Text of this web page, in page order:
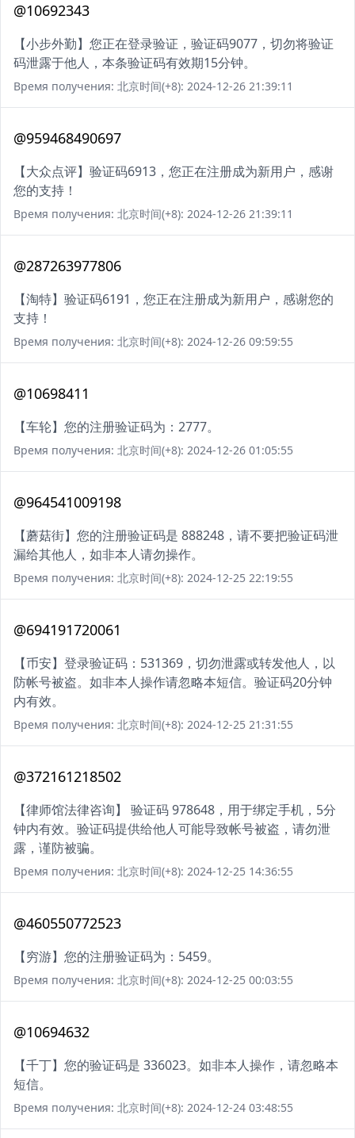
@10692343
【小步外勤】您正在登录验证，验证码9077，切勿将验证
码泄露于他人，本条验证码有效期15分钟。
Время получения: 北京时间(+8): 2024-12-26 21:39:11
@959468490697
【大众点评】验证码6913，您正在注册成为新用户，感谢
您的支持！
Время получения: 北京时间(+8): 2024-12-26 21:39:11
@287263977806
【淘特】验证码6191，您正在注册成为新用户，感谢您的
支持！
Время получения: 北京时间(+8): 2024-12-26 09:59:55
@10698411
【车轮】您的注册验证码为：2777。
Время получения: 北京时间(+8): 2024-12-26 01:05:55
@964541009198
【蘑菇街】您的注册验证码是 888248，请不要把验证码泄
漏给其他人，如非本人请勿操作。
Время получения: 北京时间(+8): 2024-12-25 22:19:55
@694191720061
【币安】登录验证码：531369，切勿泄露或转发他人，以
防帐号被盗。如非本人操作请忽略本短信。验证码20分钟
内有效。
Время получения: 北京时间(+8): 2024-12-25 21:31:55
@372161218502
【律师馆法律咨询】 验证码 978648，用于绑定手机，5分
钟内有效。验证码提供给他人可能导致帐号被盗，请勿泄
露，谨防被骗。
Время получения: 北京时间(+8): 2024-12-25 14:36:55
@460550772523
【穷游】您的注册验证码为：5459。
Время получения: 北京时间(+8): 2024-12-25 00:03:55
@10694632
【千丁】您的验证码是 336023。如非本人操作，请忽略本
短信。
Время получения: 北京时间(+8): 2024-12-24 03:48:55